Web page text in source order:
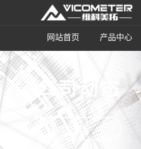
网站首页 产品中心
公司动态
立即咨询